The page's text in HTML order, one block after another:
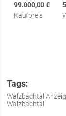
99.000,00 €
Kaufpreis
Tags:
Walzbachtal
Walzbachtal